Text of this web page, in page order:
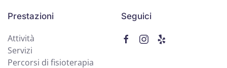
Prestazioni
Attività
Servizi
Percorsi di fisioterapia
Seguici